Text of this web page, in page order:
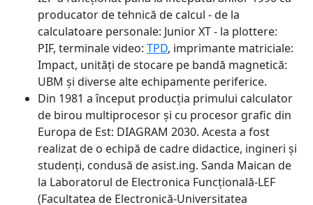
producator de tehnică de calcul - de la
calculatoare personale: Junior XT - la plottere:
PIF, terminale video: TPD, imprimante matriciale:
Impact, unități de stocare pe bandă magnetică:
UBM și diverse alte echipamente periferice.
Din 1981 a început producția primului calculator
de birou multiprocesor și cu procesor grafic din
Europa de Est: DIAGRAM 2030. Acesta a fost
realizat de o echipă de cadre didactice, ingineri și
studenți, condusă de asist.ing. Sanda Maican de
la Laboratorul de Electronica Funcțională-LEF
(Facultatea de Electronică-Universitatea